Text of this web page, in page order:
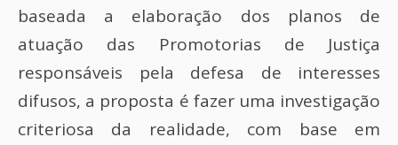
baseada a elaboração dos planos de
atuação das Promotorias de Justiça
responsáveis pela defesa de interesses
difusos, a proposta é fazer uma investigação
criteriosa da realidade, com base em